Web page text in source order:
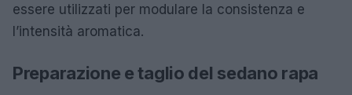
essere utilizzati per modulare la consistenza e
l’intensità aromatica.
Preparazione e taglio del sedano rapa